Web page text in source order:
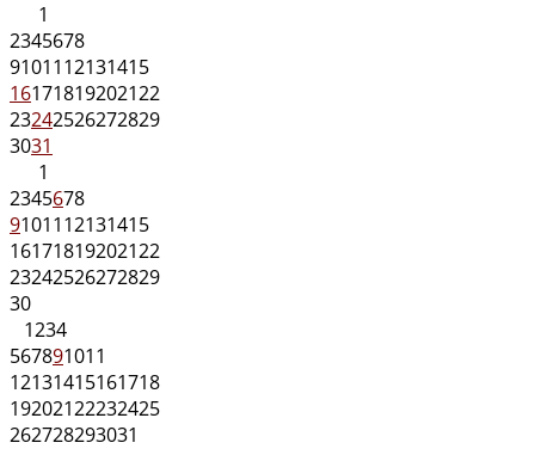
1
2345678
9101112131415
16171819202122
23242526272829
3031
1
2345678
9101112131415
16171819202122
23242526272829
30
1234
567891011
12131415161718
19202122232425
262728293031